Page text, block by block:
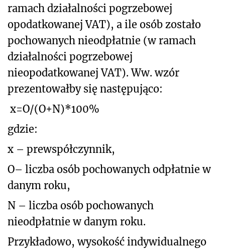
ramach działalności pogrzebowej
opodatkowanej VAT), a ile osób zostało
pochowanych nieodpłatnie (w ramach
działalności pogrzebowej
nieopodatkowanej VAT). Ww. wzór
prezentowałby się następująco:
x=O/(O+N)*100%
gdzie:
x – prewspółczynnik,
O– liczba osób pochowanych odpłatnie w
danym roku,
N – liczba osób pochowanych
nieodpłatnie w danym roku.
Przykładowo, wysokość indywidualnego